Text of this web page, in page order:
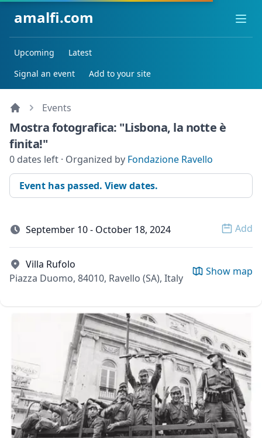
amalfi.com
Upcoming
Latest
Signal an event
Add to your site
Events
Mostra fotografica: "Lisbona, la notte è
finita!"
0 dates left · Organized by Fondazione Ravello
Event has passed. View dates.
September 10 - October 18, 2024 Add
Villa Rufolo
Piazza Duomo, 84010, Ravello (SA), Italy
Show map